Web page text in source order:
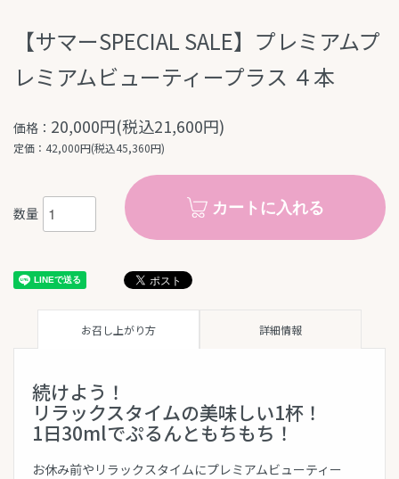
【サマーSPECIAL SALE】プレミアムプ
レミアムビューティープラス ４本
価格： 20,000円(税込21,600円)
定価：42,000円(税込45,360円)
数量 カートに入れる
お召し上がり方 詳細情報
続けよう！
リラックスタイムの美味しい1杯！
1日30mlでぷるんともちもち！
お休み前やリラックスタイムにプレミアムビューティー